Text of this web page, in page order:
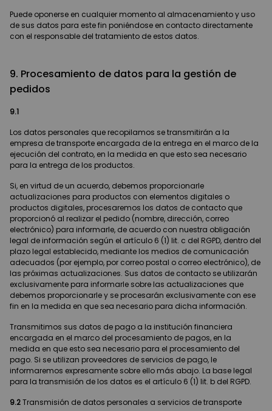
Puede oponerse en cualquier momento al almacenamiento y uso
de sus datos para este fin poniéndose en contacto directamente
con el responsable del tratamiento de estos datos.
9. Procesamiento de datos para la gestión de
pedidos
9.1
Los datos personales que recopilamos se transmitirán a la
empresa de transporte encargada de la entrega en el marco de la
ejecución del contrato, en la medida en que esto sea necesario
para la entrega de los productos.
Si, en virtud de un acuerdo, debemos proporcionarle
actualizaciones para productos con elementos digitales o
productos digitales, procesaremos los datos de contacto que
proporcionó al realizar el pedido (nombre, dirección, correo
electrónico) para informarle, de acuerdo con nuestra obligación
legal de información según el artículo 6 (1) lit. c del RGPD, dentro del
plazo legal establecido, mediante los medios de comunicación
adecuados (por ejemplo, por correo postal o correo electrónico), de
las próximas actualizaciones. Sus datos de contacto se utilizarán
exclusivamente para informarle sobre las actualizaciones que
debemos proporcionarle y se procesarán exclusivamente con ese
fin en la medida en que sea necesario para dicha información.
Transmitimos sus datos de pago a la institución financiera
encargada en el marco del procesamiento de pagos, en la
medida en que esto sea necesario para el procesamiento del
pago. Si se utilizan proveedores de servicios de pago, le
informaremos expresamente sobre ello más abajo. La base legal
para la transmisión de los datos es el artículo 6 (1) lit. b del RGPD.
9.2Transmisión de datos personales a servicios de transporte